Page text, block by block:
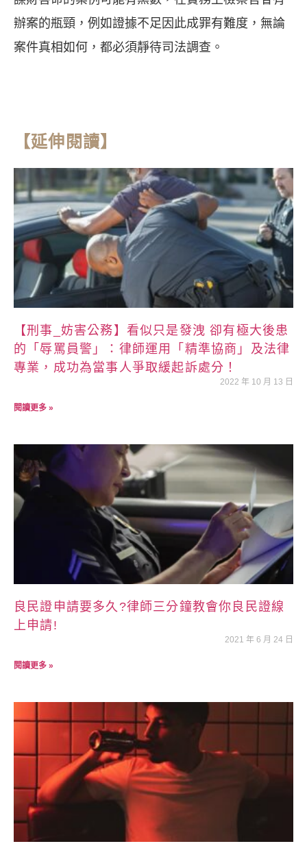
辦案的瓶頸，例如證據不足因此成罪有難度，無論
案件真相如何，都必須靜待司法調查。
【延伸閱讀】
【刑事_妨害公務】看似只是發洩 卻有極大後患
的「辱罵員警」：律師運用「精準協商」及法律
專業，成功為當事人爭取緩起訴處分！
2022 年 10 月 13 日
閱讀更多 »
良民證申請要多久?律師三分鐘教會你良民證線
上申請!
2021 年 6 月 24 日
閱讀更多 »